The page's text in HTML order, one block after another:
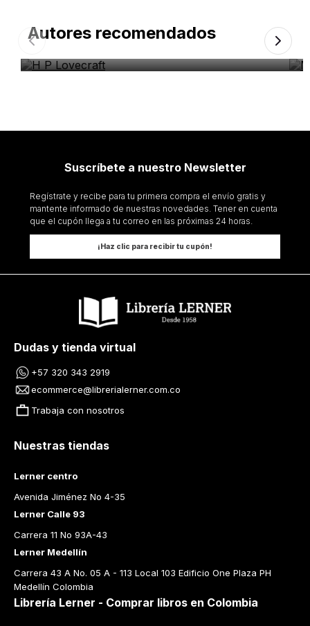
Autores recomendados
Suscríbete a nuestro Newsletter
Regístrate y recibe para tu primera compra el envío gratis y
mantente informado de nuestras novedades. Tener en cuenta
que el cupón llega a tu correo en las próximas 24 horas.
¡Haz clic para recibir tu cupón!
Dudas y tienda virtual
+57 320 343 2919
ecommerce@librerialerner.com.co
Trabaja con nosotros
Nuestras tiendas
Lerner centro
Avenida Jiménez No 4-35
Lerner Calle 93
Carrera 11 No 93A-43
Lerner Medellín
Carrera 43 A No. 05 A - 113 Local 103 Edificio One Plaza PH
Medellín Colombia
Librería Lerner - Comprar libros en Colombia